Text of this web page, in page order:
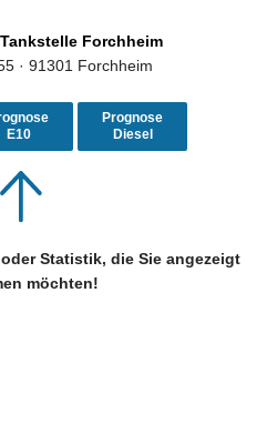
Forchheim
· 91301 Forchheim
E10
Prognose
Diesel
Statistik, die Sie angezeigt
möchten!